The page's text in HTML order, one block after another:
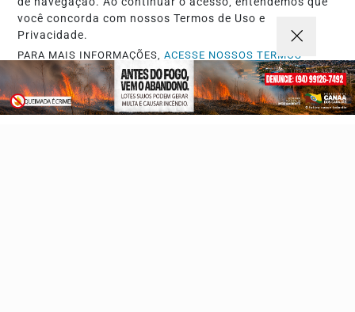
Goianésia do Pará
Curionópolis
Bannach
Água Azul do Norte
Editorial
COP30
Turismo
Edital
Jacundá
Nova Ipixuna
você concorda com nossos Termos de Uso e
Privacidade.
PARA MAIS INFORMAÇÕES,ACESSE NOSSOS TERMOS
CLICANDO AQUI
PROSSEGUIR